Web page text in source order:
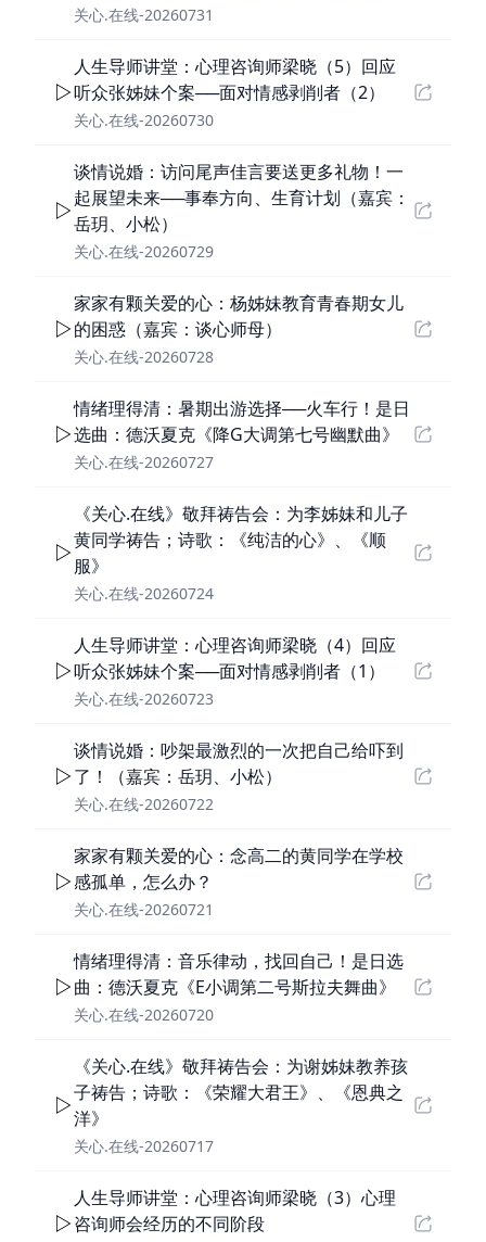
关心.在线-20260731
人生导师讲堂：心理咨询师梁晓（5）回应
听众张姊妹个案──面对情感剥削者（2）
关心.在线-20260730
谈情说婚：访问尾声佳言要送更多礼物！一
起展望未来──事奉方向、生育计划（嘉宾：
岳玥、小松）
关心.在线-20260729
家家有颗关爱的心：杨姊妹教育青春期女儿
的困惑（嘉宾：谈心师母）
关心.在线-20260728
情绪理得清：暑期出游选择──火车行！是日
选曲：德沃夏克《降G大调第七号幽默曲》
关心.在线-20260727
《关心.在线》敬拜祷告会：为李姊妹和儿子
黄同学祷告；诗歌：《纯洁的心》、《顺
服》
关心.在线-20260724
人生导师讲堂：心理咨询师梁晓（4）回应
听众张姊妹个案──面对情感剥削者（1）
关心.在线-20260723
谈情说婚：吵架最激烈的一次把自己给吓到
了！（嘉宾：岳玥、小松）
关心.在线-20260722
家家有颗关爱的心：念高二的黄同学在学校
感孤单，怎么办？
关心.在线-20260721
情绪理得清：音乐律动，找回自己！是日选
曲：德沃夏克《E小调第二号斯拉夫舞曲》
关心.在线-20260720
《关心.在线》敬拜祷告会：为谢姊妹教养孩
子祷告；诗歌：《荣耀大君王》、《恩典之
洋》
关心.在线-20260717
人生导师讲堂：心理咨询师梁晓（3）心理
咨询师会经历的不同阶段